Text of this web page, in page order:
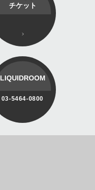
チケット
LIQUIDROOM
03-5464-0800